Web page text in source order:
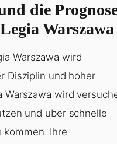
die
Warszawa
Warszawa wird
Disziplin und hoher
wird
und über schnelle
kommen. Ihre